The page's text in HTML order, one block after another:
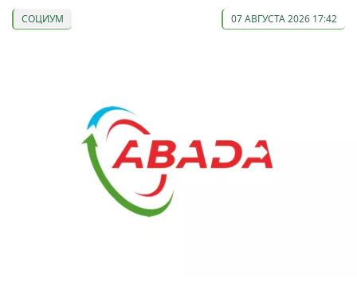
СОЦИУМ 07 АВГУСТА 2026 17:42